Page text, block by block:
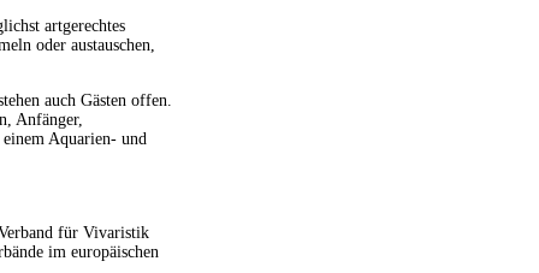
artgerechtes
oder austauschen,
auch Gästen offen.
Anfänger,
Aquarien- und
für Vivaristik
im europäischen